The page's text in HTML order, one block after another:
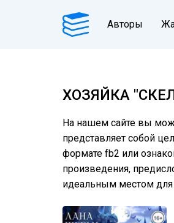
Авторы
ХОЗЯЙКА
На нашем сайте вы
представляет собой
формате fb2 или
произведения,
идеальным местом для